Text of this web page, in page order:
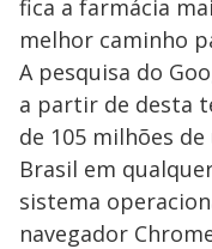
fica a farmácia
melhor caminho
A pesquisa do
a partir de desta
de 105 milhões
Brasil em
sistema
navegador